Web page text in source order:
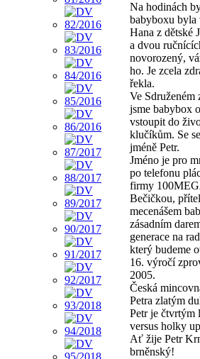
Na hodinách
babyboxu byla
Hana z dětské
a dvou
novorozený,
ho. Je zcela
řekla.
Ve
jsme babybox
vstoupit do
klučíkům. Se
jméně Petr.
Jméno je pro
po telefonu
firmy
Bečičkou,
mecenášem
zásadním
generace na
který budeme
16. výročí
2005.
Česká
Petra zlatým
Petr je čtvrtým
versus holky
Ať žije Petr
brněnský!